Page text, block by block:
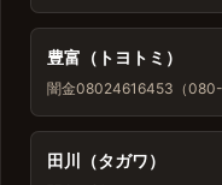
豊富（トヨトミ）
闇金08024616453（080-
田川（タガワ）